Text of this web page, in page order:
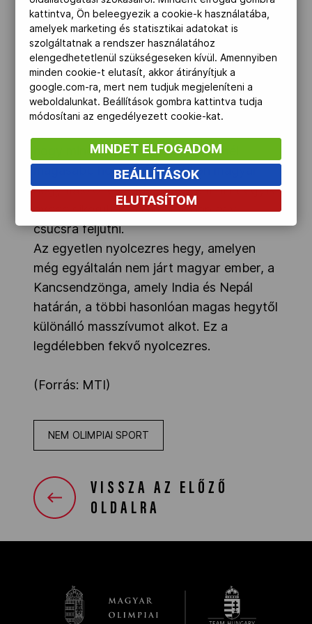
szerint megy, három vagy négy nap múlva
érjük el az alaptábort" – írta Kollár Lajos,
az expedíció vezetője.
Mint korábban beszámoltunk róla, a
2003-ban alakult Magyarok a világ
hogy mind a 14, nyolcezer méternél
magasabb hegy csúcsán álljon magyar
hegymászó, és eddig majdnem mindegyik
évben sikerült is a Himalájában egy
csúcsra feljutni.
Az egyetlen nyolcezres hegy, amelyen
még egyáltalán nem járt magyar ember, a
Kancsendzönga, amely India és Nepál
határán, a többi hasonlóan magas hegytől
különálló masszívumot alkot. Ez a
legdélebben fekvő nyolcezres.
(Forrás: MTI)
NEM OLIMPIAI SPORT
VISSZA AZ ELŐZŐ
OLDALRA
kattintva, Ön beleegyezik a cookie-k használatába,
amelyek marketing és statisztikai adatokat is
szolgáltatnak a rendszer használatához
elengedhetetlenül szükségeseken kívül. Amennyiben
minden cookie-t elutasít, akkor átirányítjuk a
google.com-ra, mert nem tudjuk megjeleníteni a
weboldalunkat. Beállítások gombra kattintva tudja
módosítani az engedélyezett cookie-kat.
MINDET ELFOGADOM
BEÁLLÍTÁSOK
ELUTASÍTOM